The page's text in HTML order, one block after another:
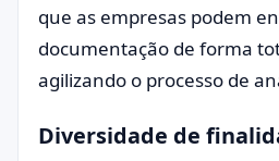
que as empresas podem
documentação de forma
agilizando o processo de
Diversidade de